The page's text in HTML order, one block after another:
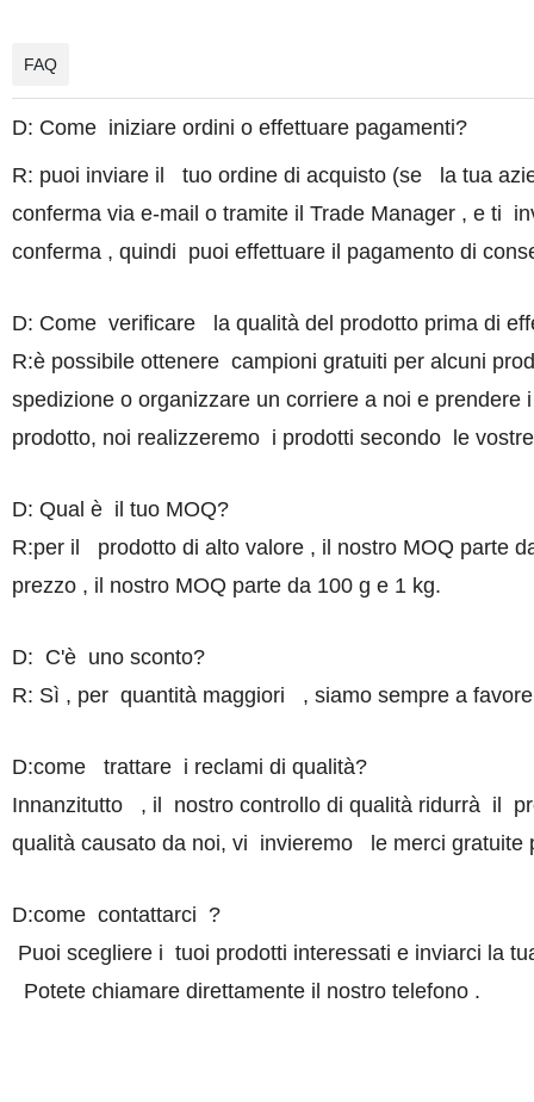
FAQ
D: Come iniziare ordini o effettuare pagamenti?
R: puoi inviare il tuo ordine di acquisto (se la tua
conferma via e-mail o tramite il Trade Manager , e ti
conferma , quindi puoi effettuare il pagamento di
D: Come verificare la qualità del prodotto prima di
R:è possibile ottenere campioni gratuiti per alcuni
spedizione o organizzare un corriere a noi e
prodotto, noi realizzeremo i prodotti secondo le
D: Qual è il tuo MOQ?
R:per il prodotto di alto valore , il nostro MOQ parte
prezzo , il nostro MOQ parte da 100 g e 1 kg.
D: C'è uno sconto?
R: Sì , per quantità maggiori , siamo sempre a
D:come trattare i reclami di qualità?
Innanzitutto , il nostro controllo di qualità ridurrà il
qualità causato da noi, vi invieremo le merci gratuite
D:come contattarci ?
Puoi scegliere i tuoi prodotti interessati e inviarci la
Potete chiamare direttamente il nostro telefono .